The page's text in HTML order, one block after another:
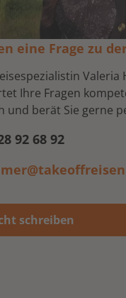
eine Frage zu
Valeria
Ihre Fragen
und berät Sie gerne
92 68 92
schreiben